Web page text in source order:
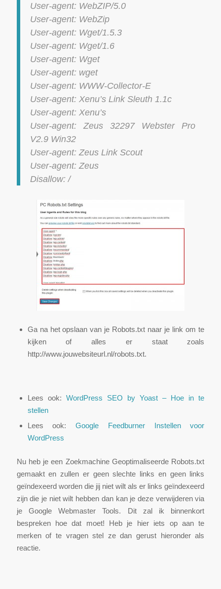
User-agent: WebZIP/5.0
User-agent: WebZip
User-agent: Wget/1.5.3
User-agent: Wget/1.6
User-agent: Wget
User-agent: wget
User-agent: WWW-Collector-E
User-agent: Xenu’s Link Sleuth 1.1c
User-agent: Xenu’s
User-agent: Zeus 32297 Webster Pro
V2.9 Win32
User-agent: Zeus Link Scout
User-agent: Zeus
Disallow: /
Ga na het opslaan van je Robots.txt naar je link om te
kijken of alles er staat zoals
http://www.jouwebsiteurl.nl/robots.txt.
Lees ook: WordPress SEO by Yoast – Hoe in te
stellen
Lees ook:Google Feedburner Instellen voor
WordPress
Nu heb je een Zoekmachine Geoptimaliseerde Robots.txt
gemaakt en zullen er geen slechte links en geen links
geïndexeerd worden die jij niet wilt als er links geïndexeerd
zijn die je niet wilt hebben dan kan je deze verwijderen via
je Google Webmaster Tools. Dit zal ik binnenkort
bespreken hoe dat moet! Heb je hier iets op aan te
merken of te vragen stel ze dan gerust hieronder als
reactie.